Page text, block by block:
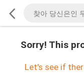
Sorry! This
Let's see if